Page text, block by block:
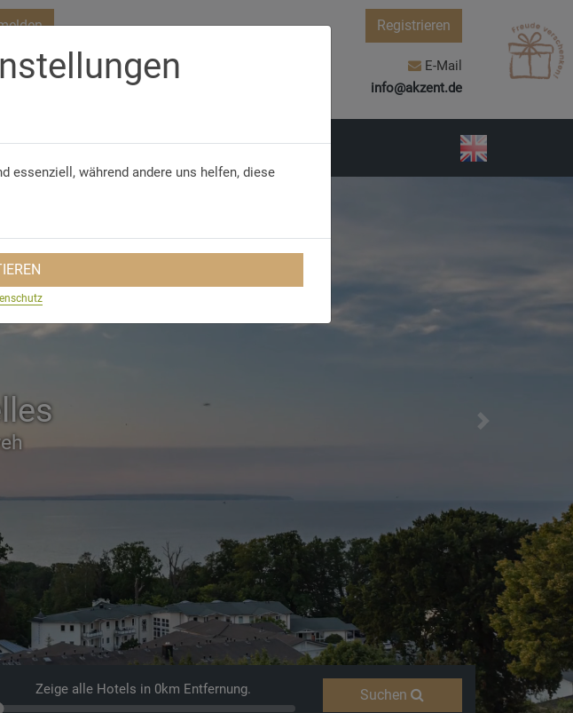
Registrieren
WhatsApp
E-Mail
info@akzent.de
Next
Zeige alle Hotels in 0km Entfernung. Suchen
essenziell, während andere uns helfen, diese